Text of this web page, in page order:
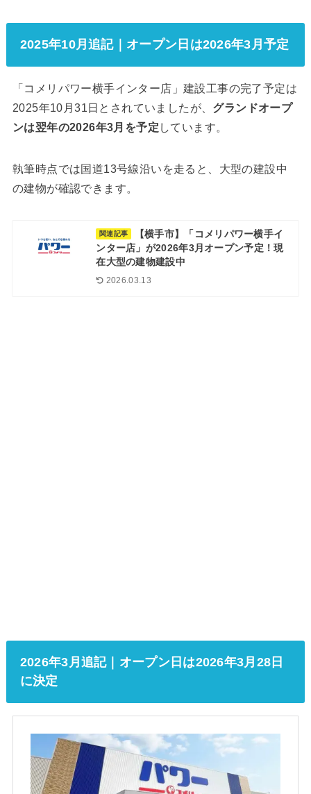
2025年10月追記｜オープン日は2026年3月予定
「コメリパワー横手インター店」建設工事の完了予定は
2025年10月31日とされていましたが、 グランドオープ
ンは翌年の2026年3月を予定 しています。
執筆時点では国道13号線沿いを走ると、大型の建設中
の建物が確認できます。
関連記事
【横手市】「コメリパワー横手イ
ンター店」が2026年3月オープン予定！現
在大型の建物建設中
2026.03.13
2026年3月追記｜オープン日は2026年3月28日
に決定